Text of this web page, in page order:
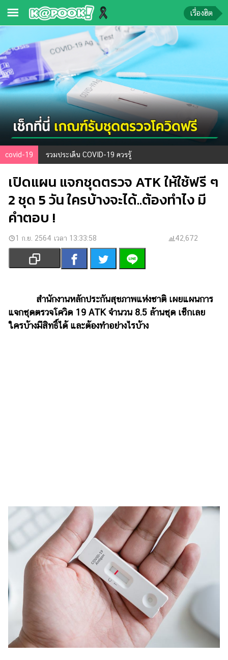
ข่าว-
ความ
รู้
ข่าว
ข่าว
บันเทิง
ตรวจ
หวย
ผล
บอล
สด
การ
การ
ศึกษา
รูปภาพ
ดู
ผู้
หญิง
ผู้ชาย
สุขภาพ
ท่อง
สูตร
อาหาร
ง่ายๆ
เรื่องฮิต
covid-19 รวมประเด็น COVID-19 ควรรู้
เปิดแผน แจกชุดตรวจ ATK ให้ใช้ฟรี ๆ
2 ชุด 5 วัน ใครบ้างจะได้..ต้องทำไง มี
คำตอบ !
1 ก.ย. 2564 เวลา 13:33:58 42,672
สำนักงานหลักประกันสุขภาพแห่งชาติ เผยแผนการ
แจกชุดตรวจโควิด 19 ATK จำนวน 8.5 ล้านชุด เช็กเลย
ใครบ้างมีสิทธิ์ได้ และต้องทำอย่างไรบ้าง